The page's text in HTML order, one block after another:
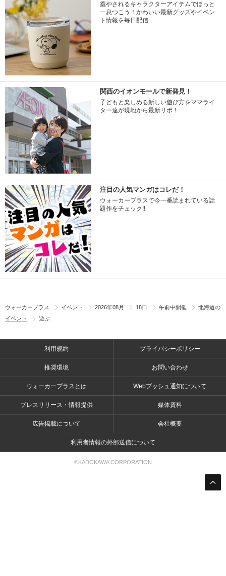
癒やされるキャラクターアイテムでほっと
一息つこう！かわいい最新グッズやイベン
ト情報を毎日配信
関西のイオンモールで新発見！
子どもと楽しめる新しい遊び方をママライ
ター達が現地から最新リポ！
注目の人気マンガはコレだ！
ウォーカープラスで今一番読まれている話
題作をチェック!!
ウォーカープラス イベント 2026年08月 18日 午前中開催
北海道の
イベント
遊ぶ
利用規約 プライバシーポリシー
推奨環境 お問い合わせ
ウォーカープラスとは Webプッシュ通知について
プレスリリース・情報提供 媒体資料
広告掲載について 会社概要
利用者情報の外部送信について
©KADOKAWA CORPORATION